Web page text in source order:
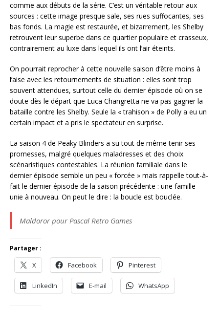
comme aux débuts de la série. C’est un véritable retour aux
sources : cette image presque sale, ses rues suffocantes, ses
bas fonds. La magie est restaurée, et bizarrement, les Shelby
retrouvent leur superbe dans ce quartier populaire et crasseux,
contrairement au luxe dans lequel ils ont l’air éteints.
On pourrait reprocher à cette nouvelle saison d’être moins à
l’aise avec les retournements de situation : elles sont trop
souvent attendues, surtout celle du dernier épisode où on se
doute dès le départ que Luca Changretta ne va pas gagner la
bataille contre les Shelby. Seule la « trahison » de Polly a eu un
certain impact et a pris le spectateur en surprise.
La saison 4 de Peaky Blinders a su tout de même tenir ses
promesses, malgré quelques maladresses et des choix
scénaristiques contestables. La réunion familiale dans le
dernier épisode semble un peu « forcée » mais rappelle tout-à-
fait le dernier épisode de la saison précédente : une famille
unie à nouveau. On peut le dire : la boucle est bouclée.
Maldoror pour Pascal Retro Games
Partager :
X Facebook Pinterest
LinkedIn E-mail WhatsApp